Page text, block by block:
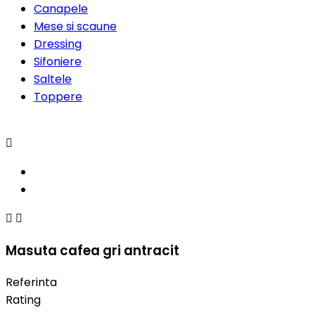
Canapele
Mese si scaune
Dressing
Sifoniere
Saltele
Toppere

 
Masuta cafea gri antracit
Referinta
Rating